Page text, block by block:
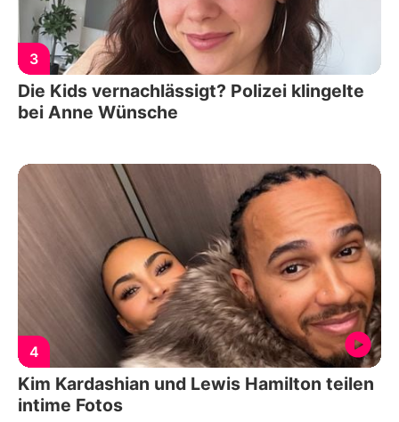
3
Die Kids vernachlässigt? Polizei klingelte
bei Anne Wünsche
4
Kim Kardashian und Lewis Hamilton teilen
intime Fotos